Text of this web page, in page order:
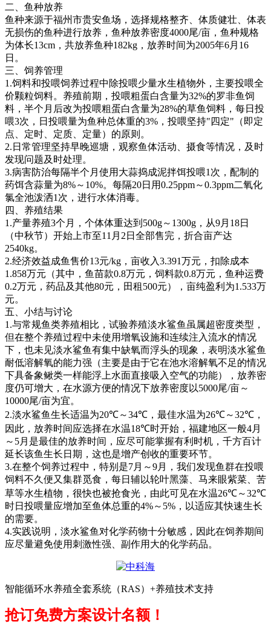
二、鱼种放养
鱼种来源于福州市贵安鱼场，选择规格整齐、体质健壮、体表
无损伤的鱼种进行放养，鱼种放养密度4000尾/亩，鱼种规格
为体长13cm ，共放养鱼种182kg ，放养时间为2005年6月 16
日。
三、饲养管理
1.饲料和投喂饲养过程中除投喂少量水生植物外，主要投喂全
价颗粒饲料。养殖前期，投喂粗蛋白含量为32%的罗非鱼饲
料，半个月后改为投喂粗蛋白含量为28%的草鱼饲料，每日投
喂3次，日投喂量为鱼种总体重的3% ，投喂坚持" 四定" （即定
点、定时、定质、定量）的原则。
2. 日常管理坚持早晚巡塘，观察鱼体活动、摄食等情况，及时
发现问题及时处理。
3.病害防治每隔半个月使用大蒜捣成泥拌饵投喂1 次，配制的
药饵含蒜量为8%～ 10%。每隔20日用0.25ppm～0.3ppm二氧化
氯全池泼洒1 次，进行水体消毒。
四、养殖结果
1.产量养殖3个月，个体体重达到 500g～ 1300g ，从9月 18日
（中秋节）开始上市至11 月 2 日全部售完，折合亩产达
2540kg。
2.经济效益成鱼售价13元/kg ，亩收入3.391万元，扣除成本
1.858万元（其中，鱼苗款0.8万元，饲料款0.8万元，鱼种运费
0.2万元，药品及其他80元，田租 500元），亩纯盈利为1.533万
元。
五、小结与讨论
1.与常规鱼类养殖相比，试验养殖淡水鲨鱼虽属超密度类型，
但在整个养殖过程中未使用增氧设施和连续注入流水的情况
下，也未见淡水鲨鱼有集中缺氧而浮头的现象，表明淡水鲨鱼
耐低溶解氧的能力强（主要是由于它在池水溶解氧不足的情况
下具备象鳅类一样能浮上水面直接吸入空气的功能），放养密
度仍可增大，在水源方便的情况下放养密度以5000尾/亩～
10000尾/亩为宜。
2.淡水鲨鱼生长适温为20℃～34℃ ，最佳水温为26℃～32℃ ，
因此，放养时间应选择在水温18℃时开始，福建地区一般4月
～ 5月是最佳的放养时间，应尽可能掌握有利时机，千方百计
延长该鱼生长日期，这也是增产创收的重要环节。
3.在整个饲养过程中，特别是7月～9月，我们发现鱼群在投喂
饲料不久便又集群觅食，每日辅以轮叶黑藻、马来眼紫菜、苦
草等水生植物，很快也被抢食光，由此可见在水温26℃～32℃
时日投喂量应增加至鱼体总重的4%～ 5% ，以适应其快速生长
的需要。
4.实践说明，淡水鲨鱼对化学药物十分敏感，因此在饲养期间
应尽量避免使用刺激性强、副作用大的化学药品。
智能循环水养殖全套系统（RAS）+养殖技术支持
抢订免费方案设计名额！